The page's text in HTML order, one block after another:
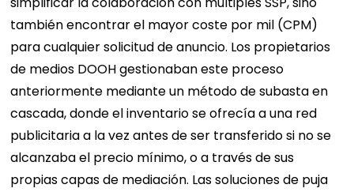
también encontrar el mayor coste por mil (CPM)
para cualquier solicitud de anuncio. Los propietarios
de medios DOOH gestionaban este proceso
anteriormente mediante un método de subasta en
cascada, donde el inventario se ofrecía a una red
publicitaria a la vez antes de ser transferido si no se
alcanzaba el precio mínimo, o a través de sus
propias capas de mediación. Las soluciones de puja